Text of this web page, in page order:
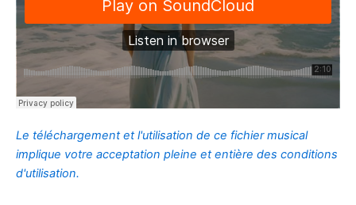
Le téléchargement et l'utilisation de ce fichier musical
implique votre acceptation pleine et entière des conditions
d'utilisation.